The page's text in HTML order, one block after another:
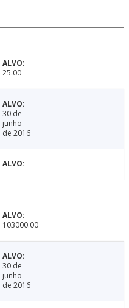
25.00
30 de
junho
de 2016
103000.00
30 de
junho
de 2016